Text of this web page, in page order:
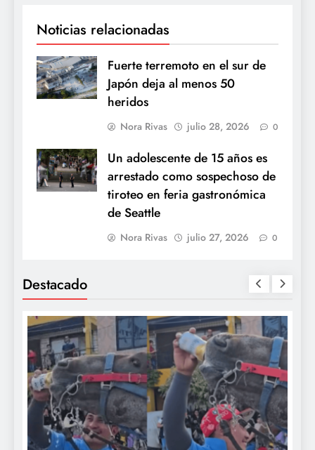
Noticias relacionadas
Fuerte terremoto en el sur de
Japón deja al menos 50
heridos
Nora Rivas julio 28, 2026 0
Un adolescente de 15 años es
arrestado como sospechoso de
tiroteo en feria gastronómica
de Seattle
Nora Rivas julio 27, 2026 0
Destacado